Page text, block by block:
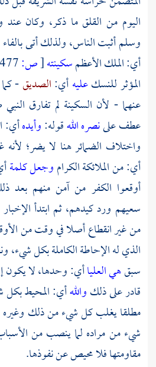
اليوم من القلق ما ذكر، وكان عند
وسلم أثبت الناس، ولذلك أتى بالفاء
أي: الملك الأعظمسكينته[ص:
المؤثر للنسكعليهأي:الصديق-
عنهما - لأن السكينة لم تفارق
عطف علىنصره اللهقوله:وأيدهأي:
واختلاف الضمائر هنا لا يضر؛ لأنه
أي: من الملائكة الكراموجعل كلمة
أوقعوا الكفر من آمن منهم بعد
سعيهم ورد كيدهم، ثم ابتدأ
من غير انقطاع أصلا في وقت من
الذي له الإحاطة الكاملة بكل شيء،
سبقهي العلياأي: وحدها، لا يكون
قادر على ذلكواللهأي: المحيط بكل
مطلقا يغلب كل شيء من ذلك وغيره
شيء من مراده لما ينصب من
مقاومتها فلا محيص عن نفوذها.